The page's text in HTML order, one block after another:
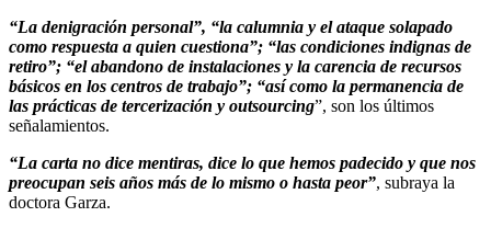
“La denigración personal”, “la calumnia y el ataque solapado
como respuesta a quien cuestiona”; “las condiciones indignas de
retiro”; “el abandono de instalaciones y la carencia de recursos
básicos en los centros de trabajo”; “así como la permanencia de
las prácticas de tercerización y outsourcing”, son los últimos
señalamientos.
“La carta no dice mentiras, dice lo que hemos padecido y que nos
preocupan seis años más de lo mismo o hasta peor”, subraya la
doctora Garza.